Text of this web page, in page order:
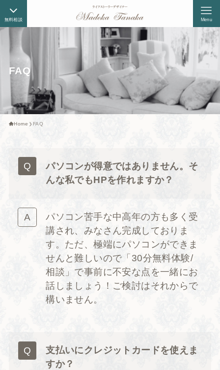
無料相談 Menu
FAQ
Home FAQ
パソコンが得意ではありません。そ
んな私でもHPを作れますか？
パソコン苦手な中高年の方も多く受
講され、みなさん完成しておりま
す。ただ、極端にパソコンができま
せんと難しいので「30分無料体験/
相談」で事前に不安な点を一緒にお
話しましょう！ご検討はそれからで
構いません。
支払いにクレジットカードを使えま
すか？